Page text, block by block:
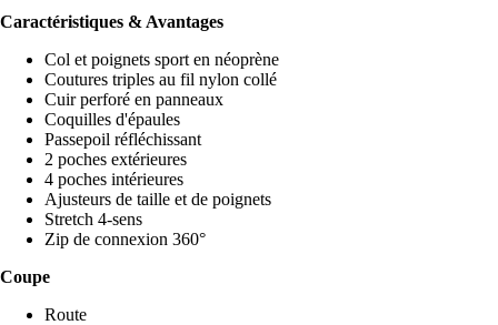
Caractéristiques & Avantages
Col et poignets sport en néoprène
Coutures triples au fil nylon collé
Cuir perforé en panneaux
Coquilles d'épaules
Passepoil réfléchissant
2 poches extérieures
4 poches intérieures
Ajusteurs de taille et de poignets
Stretch 4-sens
Zip de connexion 360°
Coupe
Route